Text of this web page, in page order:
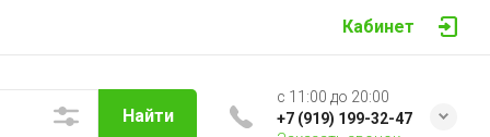
Кабинет
Найти
с 11:00 до 20:00
+7 (919) 199-32-47